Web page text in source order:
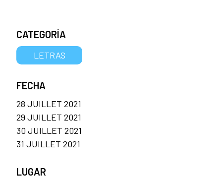
CATEGORÍA
LETRAS
FECHA
28 JUILLET 2021
29 JUILLET 2021
30 JUILLET 2021
31 JUILLET 2021
LUGAR